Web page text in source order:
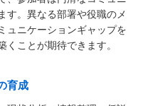
す。異なる部署や役職のメ
ュニケーションギャップを
ことが期待できます。
育成